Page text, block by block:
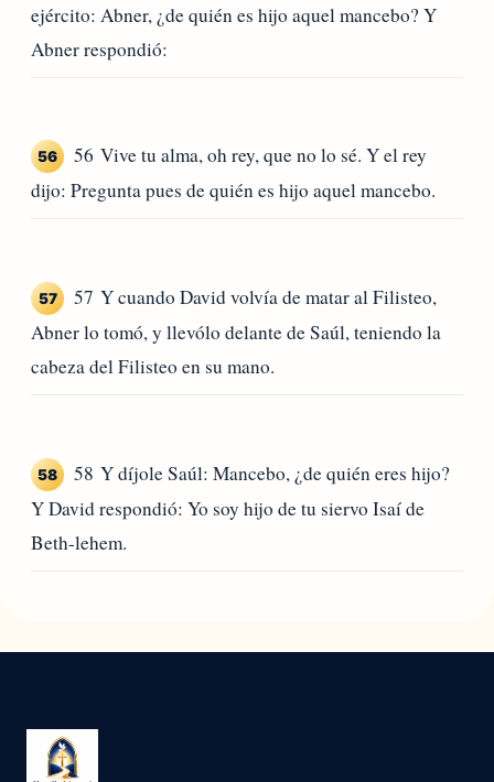
ejército: Abner, ¿de quién es hijo aquel mancebo? Y
Abner respondió:
56
56 Vive tu alma, oh rey, que no lo sé. Y el rey
dijo: Pregunta pues de quién es hijo aquel mancebo.
57
57 Y cuando David volvía de matar al Filisteo,
Abner lo tomó, y llevólo delante de Saúl, teniendo la
cabeza del Filisteo en su mano.
58
58 Y díjole Saúl: Mancebo, ¿de quién eres hijo?
Y David respondió: Yo soy hijo de tu siervo Isaí de
Beth-lehem.